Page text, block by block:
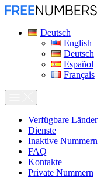
Deutsch
English
Deutsch
Español
Français
Verfügbare Länder
Dienste
Inaktive Nummern
FAQ
Kontakte
Private Nummern